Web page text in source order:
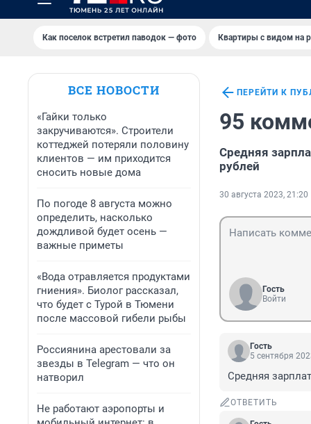
Как поселок встретил паводок — фото Квартиры с видом на
ВСЕ НОВОСТИ
«Гайки только
закручиваются». Строители
коттеджей потеряли половину
клиентов — им приходится
сносить новые дома
По погоде 8 августа можно
определить, насколько
дождливой будет осень —
важные приметы
«Вода отравляется продуктами
гниения». Биолог рассказал,
что будет с Турой в Тюмени
после массовой гибели рыбы
Россиянина арестовали за
звезды в Telegram — что он
натворил
Не работают аэропорты и
ПЕРЕЙТИ К
95
Средняя
рублей
30 августа 2023, 21:20
Гость
Войти
Гость
5 сентября
Средняя
ОТВЕТИТЬ